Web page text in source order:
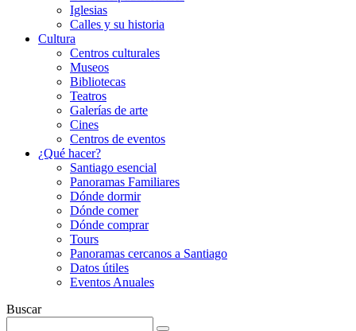
Iglesias
Calles y su historia
Cultura
Centros culturales
Museos
Bibliotecas
Teatros
Galerí­as de arte
Cines
Centros de eventos
¿Qué hacer?
Santiago esencial
Panoramas Familiares
Dónde dormir
Dónde comer
Dónde comprar
Tours
Panoramas cercanos a Santiago
Datos útiles
Eventos Anuales
Buscar